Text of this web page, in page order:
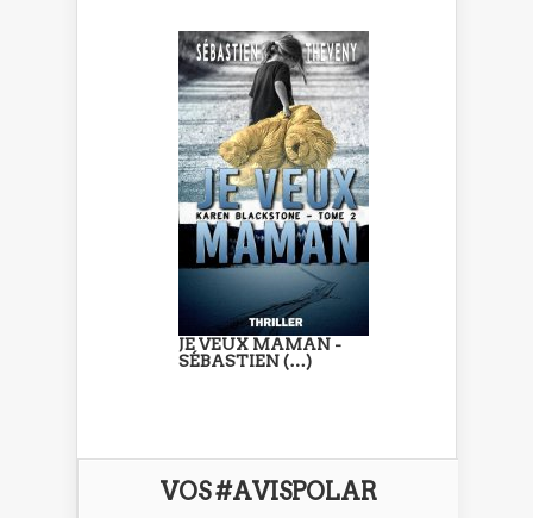
JE VEUX MAMAN -
SÉBASTIEN (…)
VOS #AVISPOLAR